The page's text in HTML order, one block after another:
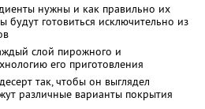
нужны и как правильно их
будут готовиться исключительно из
слой пирожного и
его приготовления
так, чтобы он выглядел
различные варианты покрытия